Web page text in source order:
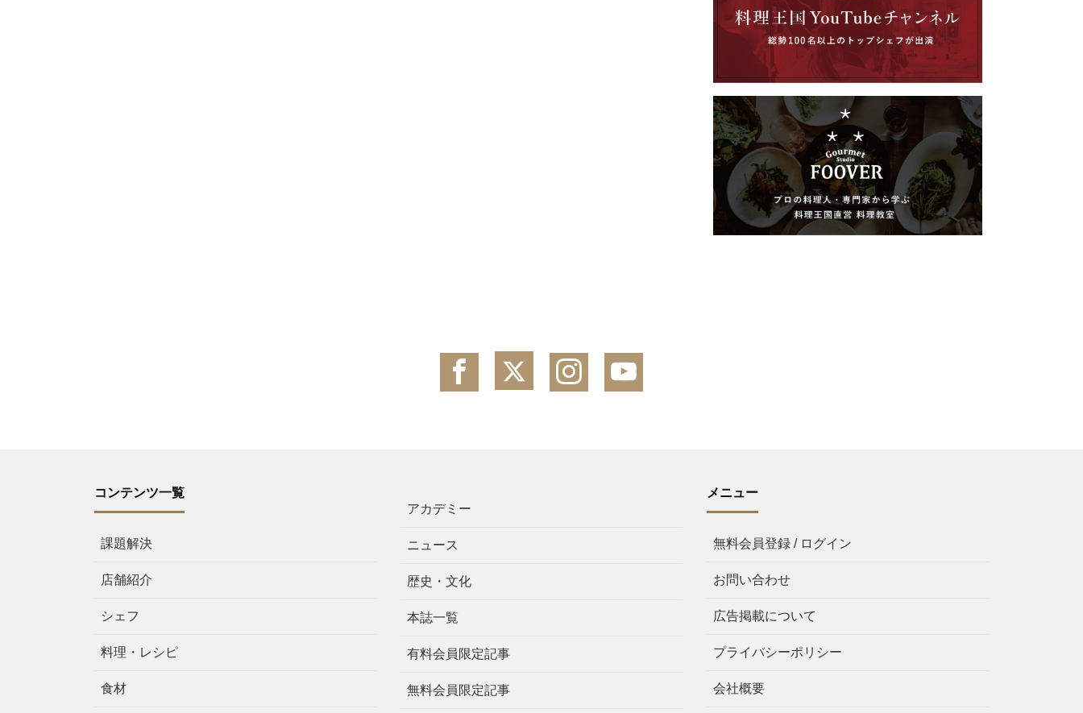
コンテンツ一覧
課題解決
店舗紹介
シェフ
料理・レシピ
食材
アカデミー
ニュース
歴史・文化
本誌一覧
有料会員限定記事
無料会員限定記事
メニュー
無料会員登録 / ログイン
お問い合わせ
広告掲載について
プライバシーポリシー
会社概要